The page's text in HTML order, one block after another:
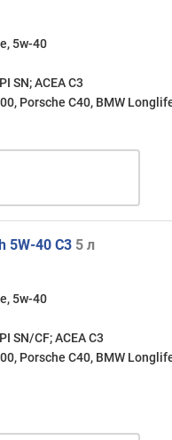
5w-40
SN; ACEA C3
Porsche C40, BMW
5W-40 C3 5 л
5w-40
SN/CF; ACEA C3
Porsche C40, BMW